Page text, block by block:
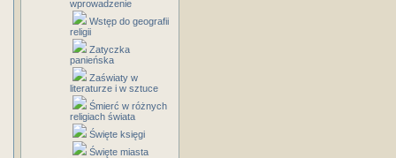
wprowadzenie
Wstęp do geografii
religii
Zatyczka
panieńska
Zaświaty w
literaturze i w sztuce
Śmierć w różnych
religiach świata
Święte księgi
Święte miasta